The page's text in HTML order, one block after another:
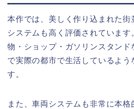
本作では、美しく作り込まれた街
システムも高く評価されています
物・ショップ・ガソリンスタンド
で実際の都市で生活しているよう
す。
また、車両システムも非常に本格